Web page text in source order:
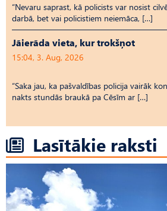
“Nevaru saprast, kā policists var nosist
darbā, bet vai policistiem neiemāca, […]
Jāierāda vieta, kur trokšņot
15:04, 3. Aug, 2026
“Saka jau, ka pašvaldības policija vairāk
nakts stundās braukā pa Cēsīm ar […]
Lasītākie raksti